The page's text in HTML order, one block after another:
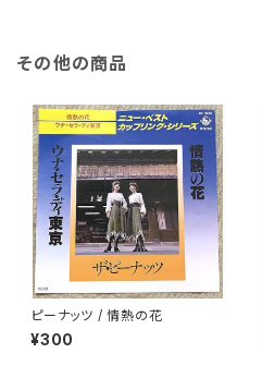
その他の商品
ピーナッツ / 情熱の花
¥300